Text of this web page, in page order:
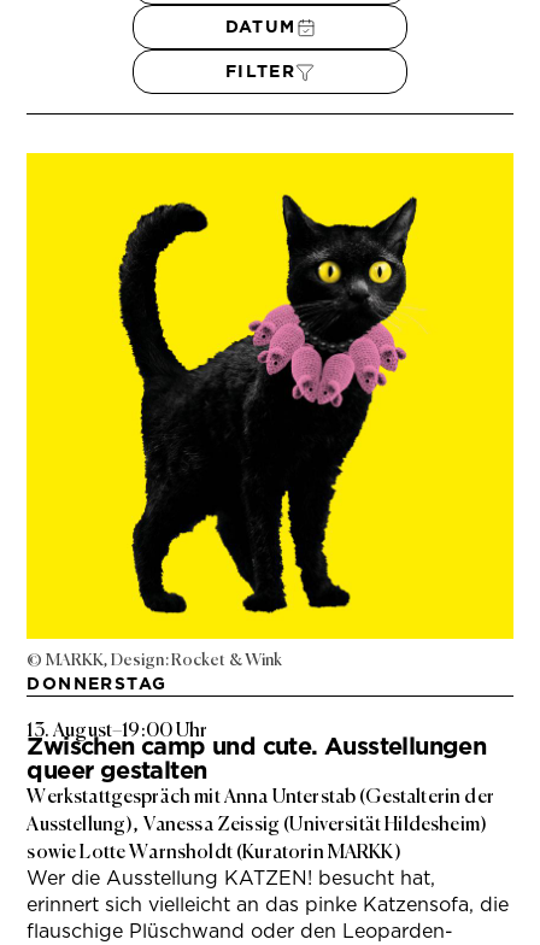
DATUM
FILTER
© MARKK, Design: Rocket & Wink
DONNERSTAG
13. August–19:00 Uhr
Zwischen camp und cute. Ausstellungen
queer gestalten
Werkstattgespräch mit Anna Unterstab (Gestalterin der
Ausstellung), Vanessa Zeissig (Universität Hildesheim)
sowie Lotte Warnsholdt (Kuratorin MARKK)
Wer die Ausstellung KATZEN! besucht hat,
erinnert sich vielleicht an das pinke Katzensofa, die
flauschige Plüschwand oder den Leoparden-